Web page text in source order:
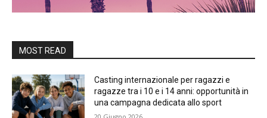
MOST READ
Casting internazionale per ragazzi e
ragazze tra i 10 e i 14 anni: opportunità in
una campagna dedicata allo sport